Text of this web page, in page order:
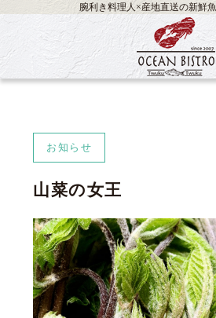
腕利き料理人×産地直送の新鮮
お知らせ
山菜の女王